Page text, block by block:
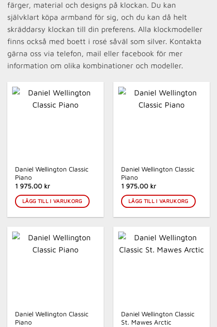
färger, material och designs på klockan. Du kan
självklart köpa armband för sig, och du kan då helt
skräddarsy klockan till din preferens. Alla klockmodeller
finns också med boett i rosé såväl som silver. Kontakta
gärna oss via telefon, mail eller facebook för mer
information om olika kombinationer och modeller.
Daniel Wellington Classic
Piano
1 975.00 kr
LÄGG TILL I VARUKORG
Daniel Wellington Classic
Piano
1 975.00 kr
LÄGG TILL I VARUKORG
Daniel Wellington Classic
Piano
Daniel Wellington Classic
St. Mawes Arctic